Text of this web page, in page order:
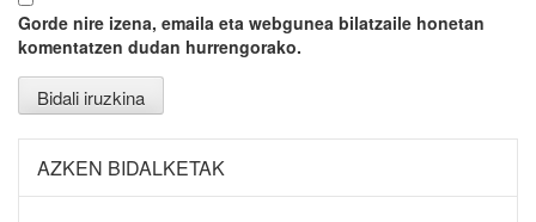
Gorde nire izena, emaila eta webgunea bilatzaile honetan
komentatzen dudan hurrengorako.
AZKEN BIDALKETAK